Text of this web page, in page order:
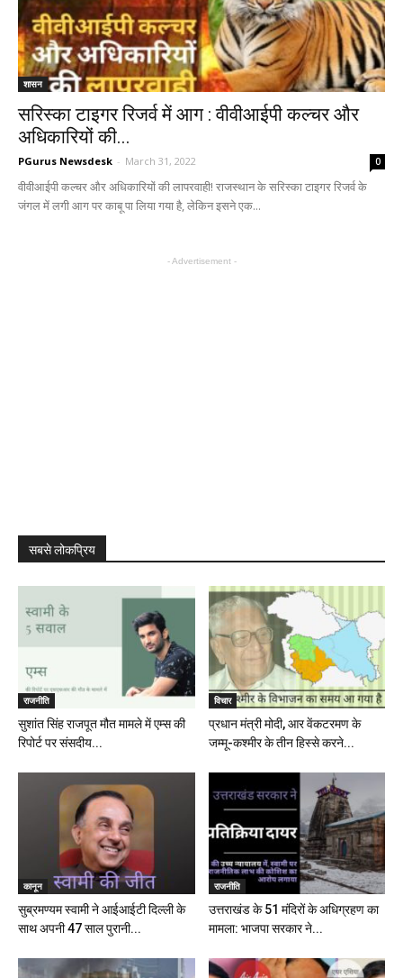
शासन
सरिस्का टाइगर रिजर्व में आग : वीवीआईपी कल्चर और
अधिकारियों की...
PGurus Newsdesk - March 31, 2022 0
वीवीआईपी कल्चर और अधिकारियों की लापरवाही! राजस्थान के सरिस्का टाइगर रिजर्व के
जंगल में लगी आग पर काबू पा लिया गया है, लेकिन इसने एक...
- Advertisement -
सबसे लोकप्रिय
राजनीति
सुशांत सिंह राजपूत मौत मामले में एम्स की
रिपोर्ट पर संसदीय...
विचार
प्रधान मंत्री मोदी, आर वेंकटरमण के
जम्मू-कश्मीर के तीन हिस्से करने...
कानून
सुब्रमण्यम स्वामी ने आईआईटी दिल्ली के
साथ अपनी 47 साल पुरानी...
राजनीति
उत्तराखंड के 51 मंदिरों के अधिग्रहण का
मामला: भाजपा सरकार ने...